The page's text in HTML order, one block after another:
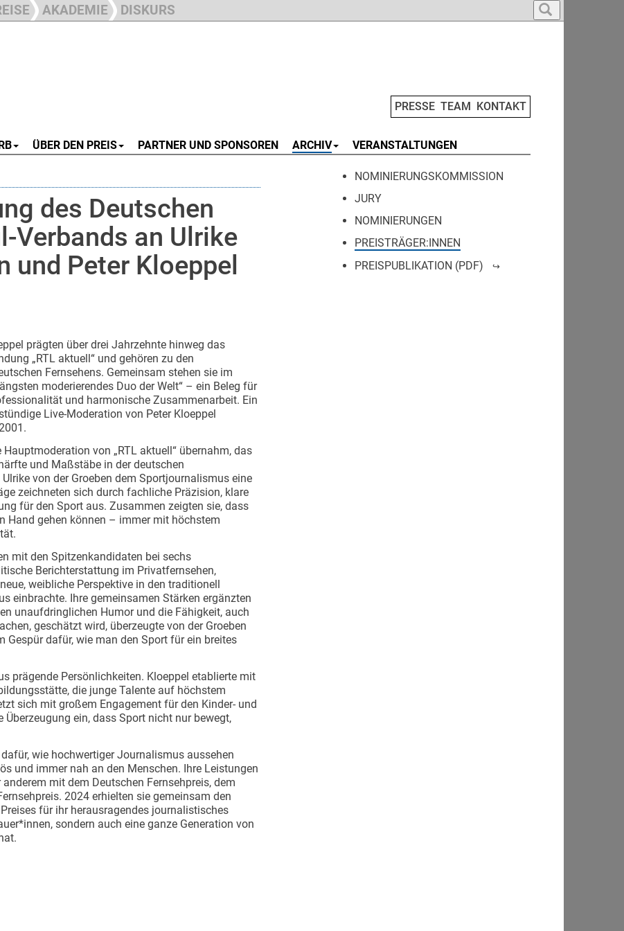
AKADEMIE DISKURS
PRESSE TEAM KONTAKT
ÜBER DEN PREIS PARTNER UND SPONSOREN ARCHIV VERANSTALTUNGEN
des Deutschen
Verbands an Ulrike
und Peter Kloeppel
prägten über drei Jahrzehnte hinweg das
„RTL aktuell“ und gehören zu den
Fernsehens. Gemeinsam stehen sie im
moderierendes Duo der Welt“ – ein Beleg für
und harmonische Zusammenarbeit. Ein
Live-Moderation von Peter Kloeppel
von „RTL aktuell“ übernahm, das
und Maßstäbe in der deutschen
von der Groeben dem Sportjournalismus eine
zeichneten sich durch fachliche Präzision, klare
für den Sport aus. Zusammen zeigten sie, dass
Hand gehen können – immer mit höchstem
mit den Spitzenkandidaten bei sechs
Berichterstattung im Privatfernsehen,
weibliche Perspektive in den traditionell
einbrachte. Ihre gemeinsamen Stärken ergänzten
unaufdringlichen Humor und die Fähigkeit, auch
geschätzt wird, überzeugte von der Groeben
Gespür dafür, wie man den Sport für ein breites
prägende Persönlichkeiten. Kloeppel etablierte mit
die junge Talente auf höchstem
sich mit großem Engagement für den Kinder- und
ein, dass Sport nicht nur bewegt,
wie hochwertiger Journalismus aussehen
und immer nah an den Menschen. Ihre Leistungen
mit dem Deutschen Fernsehpreis, dem
2024 erhielten sie gemeinsam den
für ihr herausragendes journalistisches
sondern auch eine ganze Generation von
NOMINIERUNGSKOMMISSION
JURY
NOMINIERUNGEN
PREISTRÄGER:INNEN
PREISPUBLIKATION (PDF)